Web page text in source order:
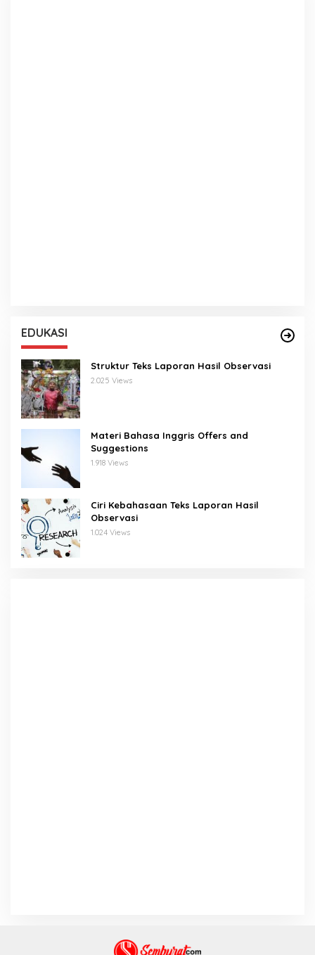
EDUKASI
Struktur Teks Laporan Hasil Observasi
2.025 Views
Materi Bahasa Inggris Offers and
Suggestions
1.918 Views
Ciri Kebahasaan Teks Laporan Hasil
Observasi
1.024 Views